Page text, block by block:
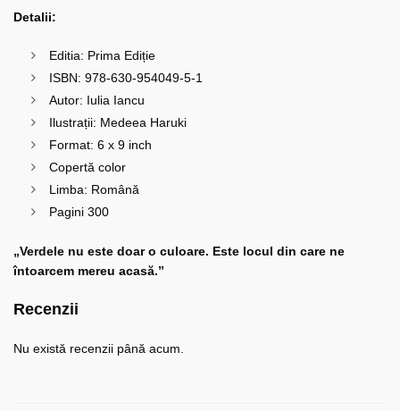
Detalii:
Editia: Prima Ediție
ISBN: 978-630-954049-5-1
Autor: Iulia Iancu
Ilustrații: Medeea Haruki
Format: 6 x 9 inch
Copertă color
Limba: Română
Pagini 300
„Verdele nu este doar o culoare. Este locul din care ne
întoarcem mereu acasă.”
Recenzii
Nu există recenzii până acum.